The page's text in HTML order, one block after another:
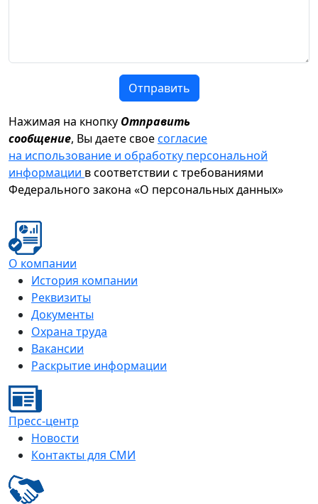
Отправить
Нажимая на кнопку Отправить
сообщение, Вы даете своесогласие
на использование и обработку персональной
информации в соответствии с требованиями
Федерального закона «О персональных данных»
О компании
История компании
Реквизиты
Документы
Охрана труда
Вакансии
Раскрытие информации
Пресс-центр
Новости
Контакты для СМИ